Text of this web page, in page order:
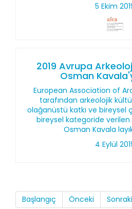
5 Ekim
2019 Avrupa
Osman
European Association of
tarafından arkeolojik
olağanüstü katkı ve bireysel
bireysel kategoride verilen
Osman Kavala
4 Eylül
Başlangıç Önceki Sonraki